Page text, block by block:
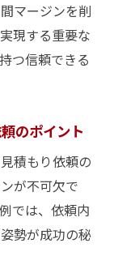
マージンを削
現する重要な
つ信頼できる
のポイント
積もり依頼の
が不可欠で
では、依頼内
勢が成功の秘